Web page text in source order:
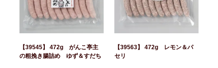
【39545】 472g がんこ亭主
の粗挽き腸詰め ゆず＆すだち
【39563】 472g レモン＆パ
セリ